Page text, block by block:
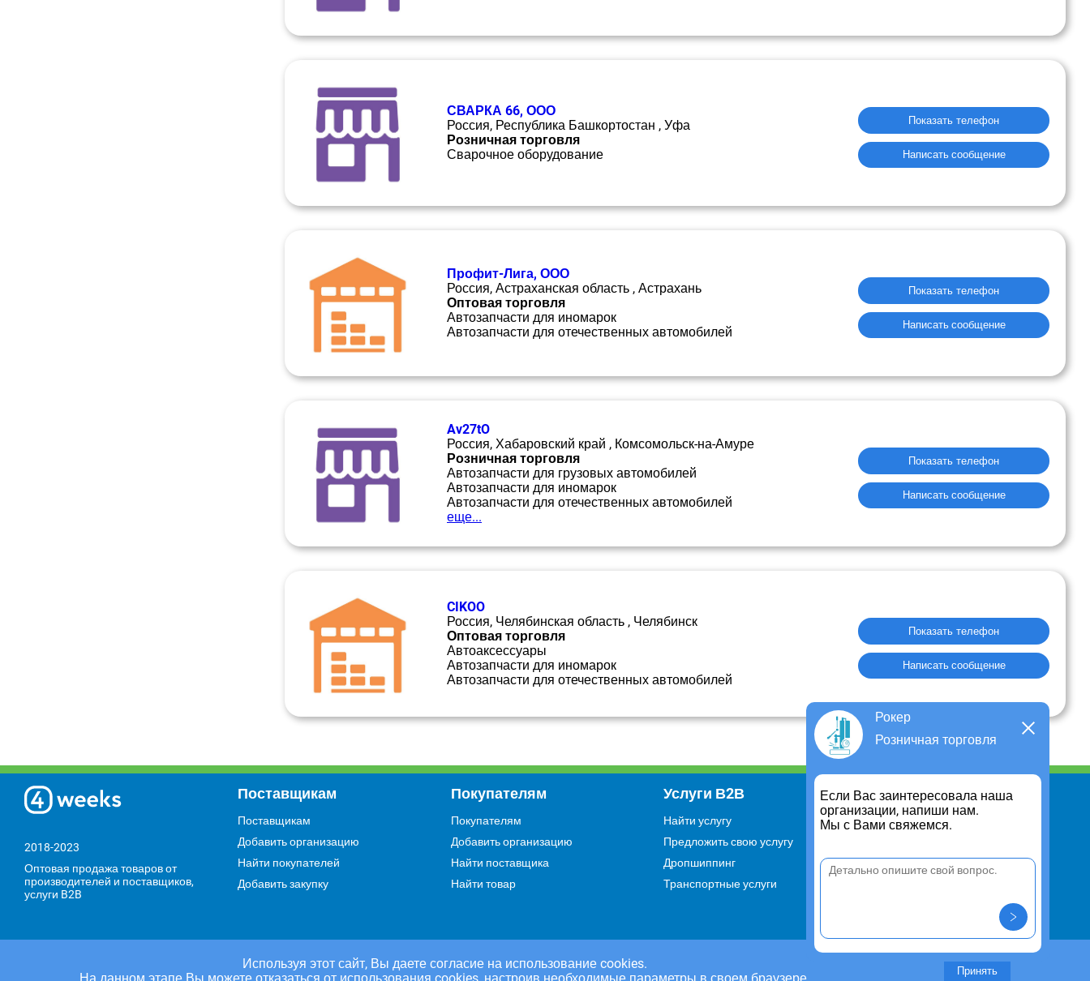
СВАРКА 66, ООО
Россия, Республика Башкортостан , Уфа
Розничная торговля
Сварочное оборудование
Показать телефон
Написать сообщение
Профит-Лига, ООО
Россия, Астраханская область , Астрахань
Оптовая торговля
Автозапчасти для иномарок
Автозапчасти для отечественных автомобилей
Показать телефон
Написать сообщение
Av27tO
Россия, Хабаровский край , Комсомольск-на-Амуре
Розничная торговля
Автозапчасти для грузовых автомобилей
Автозапчасти для иномарок
Автозапчасти для отечественных автомобилей
еще...
Показать телефон
Написать сообщение
CIKOO
Россия, Челябинская область , Челябинск
Оптовая торговля
Автоаксессуары
Автозапчасти для иномарок
Автозапчасти для отечественных автомобилей
Показать телефон
Написать сообщение
Рокер
Розничная торговля
Если Вас заинтересовала наша
организации, напиши нам.
Мы с Вами свяжемся.
Используя этот сайт, Вы даете согласие на использование cookies.
На данном этапе Вы можете отказаться от использования cookies, настроив необходимые параметры в своем браузере.
Принять
2018-2023
Оптовая продажа товаров от
производителей и поставщиков,
услуги B2B
Поставщикам
Поставщикам
Добавить организацию
Найти покупателей
Добавить закупку
Покупателям
Покупателям
Добавить организацию
Найти поставщика
Найти товар
Услуги В2В
Найти услугу
Предложить свою услугу
Дропшиппинг
Транспортные услуги
Информация
Для чего существует портал
Правило cookie
предложение